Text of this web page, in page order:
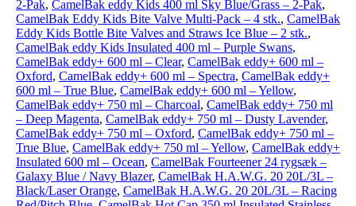
2-Pak, CamelBak eddy Kids 400 ml Sky Blue/Grass – 2-Pak,
CamelBak Eddy Kids Bite Valve Multi-Pack – 4 stk., CamelBak
Eddy Kids Bottle Bite Valves and Straws Ice Blue – 2 stk.,
CamelBak eddy Kids Insulated 400 ml – Purple Swans,
CamelBak eddy+ 600 ml – Clear, CamelBak eddy+ 600 ml –
Oxford, CamelBak eddy+ 600 ml – Spectra, CamelBak eddy+
600 ml – True Blue, CamelBak eddy+ 600 ml – Yellow,
CamelBak eddy+ 750 ml – Charcoal, CamelBak eddy+ 750 ml
– Deep Magenta, CamelBak eddy+ 750 ml – Dusty Lavender,
CamelBak eddy+ 750 ml – Oxford, CamelBak eddy+ 750 ml –
True Blue, CamelBak eddy+ 750 ml – Yellow, CamelBak eddy+
Insulated 600 ml – Ocean, CamelBak Fourteener 24 rygsæk –
Galaxy Blue / Navy Blazer, CamelBak H.A.W.G. 20 20L/3L –
Black/Laser Orange, CamelBak H.A.W.G. 20 20L/3L – Racing